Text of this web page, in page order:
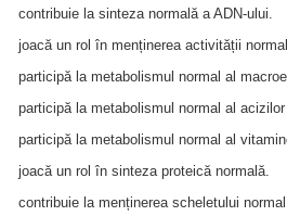
contribuie la sinteza normală a ADN-ului.
joacă un rol în menținerea activității
participă la metabolismul normal al
participă la metabolismul normal al
participă la metabolismul normal al
joacă un rol în sinteza proteică normală.
contribuie la menținerea scheletului